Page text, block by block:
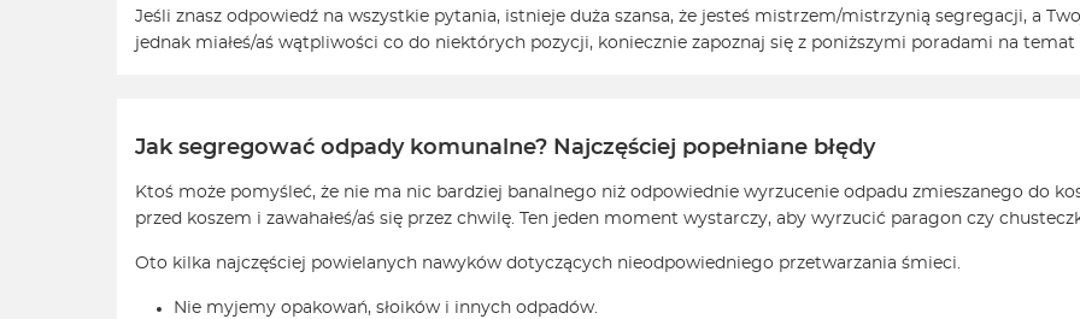
Jeśli znasz odpowiedź na wszystkie pytania, istnieje duża szansa, że jesteś mistrzem/mistrzynią segregacji, a
jednak miałeś/aś wątpliwości co do niektórych pozycji, koniecznie zapoznaj się z poniższymi poradami na temat
Jak segregować odpady komunalne? Najczęściej popełniane błędy
Ktoś może pomyśleć, że nie ma nic bardziej banalnego niż odpowiednie wyrzucenie odpadu zmieszanego do
przed koszem i zawahałeś/aś się przez chwilę. Ten jeden moment wystarczy, aby wyrzucić paragon czy
Oto kilka najczęściej powielanych nawyków dotyczących nieodpowiedniego przetwarzania śmieci.
Nie myjemy opakowań, słoików i innych odpadów.